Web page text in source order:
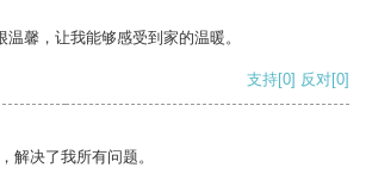
馨，让我能够感受到家的温暖。
支持[0] 反对[0]
解决了我所有问题。